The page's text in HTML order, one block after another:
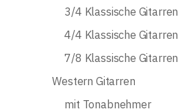
3/4 Klassische Gitarren
4/4 Klassische Gitarren
7/8 Klassische Gitarren
Western Gitarren
mit Tonabnehmer